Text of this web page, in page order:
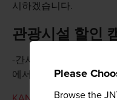
Please
Browse the
시하겠습니다.
관광시설 할인
-간사이 지역의 관광시
에서 할인 캠페인과 쿠